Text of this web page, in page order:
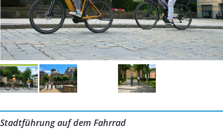
Stadtführung auf dem Fahrrad